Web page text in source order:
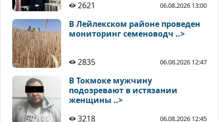
2621 06.08.2026 13:00
В Лейлекском районе проведен
мониторинг семеноводч ..>
2835 06.08.2026 12:47
В Токмоке мужчину
подозревают в истязании
женщины ..>
3218
06.08.2026 12:45